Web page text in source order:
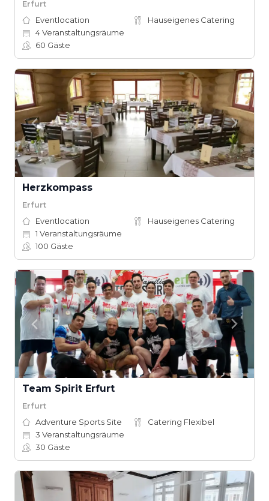
Erfurt
Eventlocation
Hauseigenes Catering
4Veranstaltungsräume
60 Gäste
Herzkompass
Erfurt
Eventlocation
Hauseigenes Catering
1 Veranstaltungsräume
100 Gäste
Team Spirit Erfurt
Erfurt
Adventure Sports Site
Catering Flexibel
3 Veranstaltungsräume
30 Gäste